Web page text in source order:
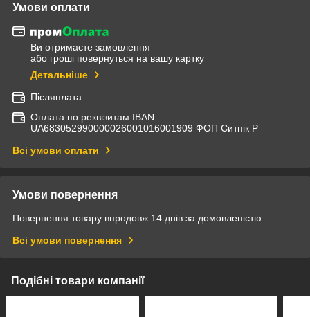
Умови оплати
Ви отримаєте замовлення
або гроші повернуться на вашу картку
Детальніше
Післяплата
Оплата по реквізитам IBAN
UА683052990000026001016001909 ФОП Ситнік Р
Всі умови оплати
Умови повернення
Повернення товару впродовж 14 днів за домовленістю
Всі умови повернення
Подібні товари компанії